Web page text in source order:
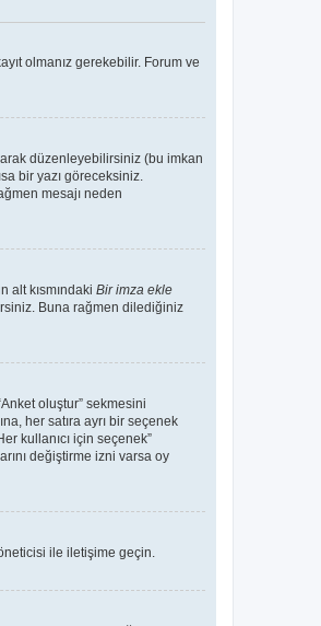
olmanız gerekebilir. Forum ve
düzenleyebilirsiniz (bu imkan
bir yazı göreceksiniz.
mesajı neden
alt kısmındaki Bir imza ekle
Buna rağmen dilediğiniz
oluştur” sekmesini
her satıra ayrı bir seçenek
kullanıcı için seçenek”
değiştirme izni varsa oy
ile iletişime geçin.